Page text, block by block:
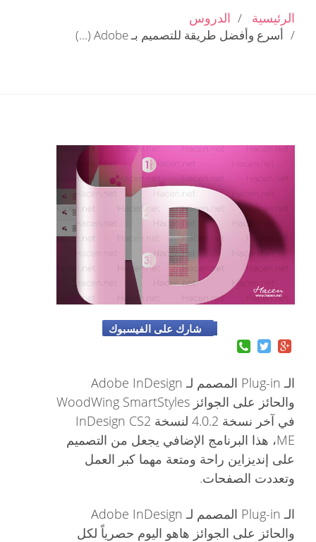
الرئيسية
الدروس
أسرع وأفضل طريقة للتصميم بـ Adobe (…)
شارك على الفيسبوك
الـ Plug-in المصمم لـ Adobe InDesign
والحائز على الجوائز WoodWing SmartStyles
في آخر نسخة 4.0.2 لنسخة InDesign CS2
ME، هذا البرنامج الإضافي يجعل من التصميم
على إنديزاين راحة ومتعة مهما كبر العمل
وتعددت الصفحات.
الـ Plug-in المصمم لـ Adobe InDesign
والحائز على الجوائز هاهو اليوم حصرياً لكل